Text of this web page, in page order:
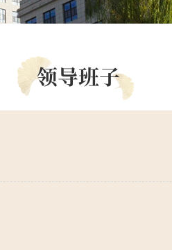
领导班子